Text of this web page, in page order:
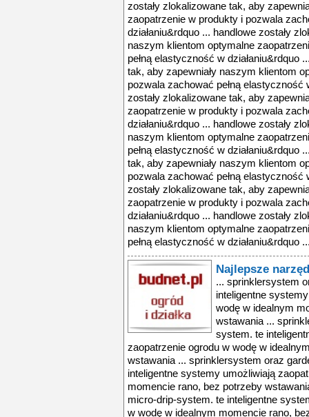
zostały zlokalizowane tak, aby
zaopatrzenie w produkty i pozwala
działaniu&rdquo ... handlowe zostały
naszym klientom optymalne
pełną elastyczność w działaniu&rdquo
tak, aby zapewniały naszym klientom
pozwala zachować pełną elastyczność
zostały zlokalizowane tak, aby
zaopatrzenie w produkty i pozwala
działaniu&rdquo ... handlowe zostały
naszym klientom optymalne
pełną elastyczność w działaniu&rdquo
tak, aby zapewniały naszym klientom
pozwala zachować pełną elastyczność
zostały zlokalizowane tak, aby
zaopatrzenie w produkty i pozwala
działaniu&rdquo ... handlowe zostały
naszym klientom optymalne
pełną elastyczność w działaniu&rdquo
Najlepsze
... sprinklersystem
inteligentne
wodę w idealnym
wstawania ...
system. te
zaopatrzenie ogrodu w wodę w
wstawania ... sprinklersystem oraz
inteligentne systemy umożliwiają
momencie rano, bez potrzeby
micro-drip-system. te inteligentne
w wodę w idealnym momencie rano,